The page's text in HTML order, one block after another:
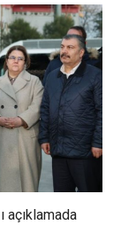
açıklamada